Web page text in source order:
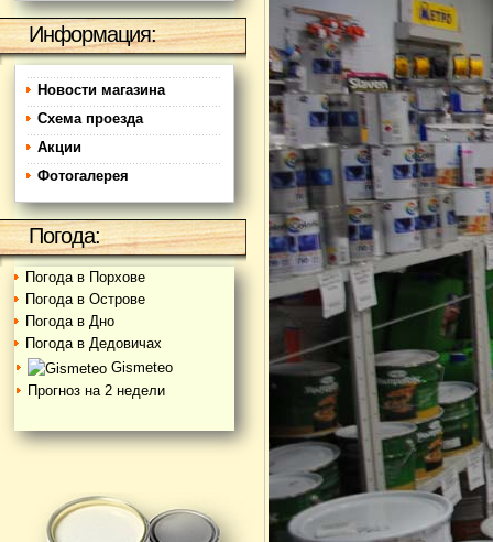
Информация:
Новости магазина
Схема проезда
Акции
Фотогалерея
Погода:
Погода в Порхове
Погода в Острове
Погода в Дно
Погода в Дедовичах
Gismeteo
Прогноз на 2 недели